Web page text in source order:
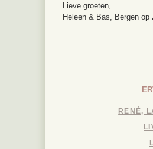
Lieve groeten,
Heleen & Bas, Bergen op
RENÉ,